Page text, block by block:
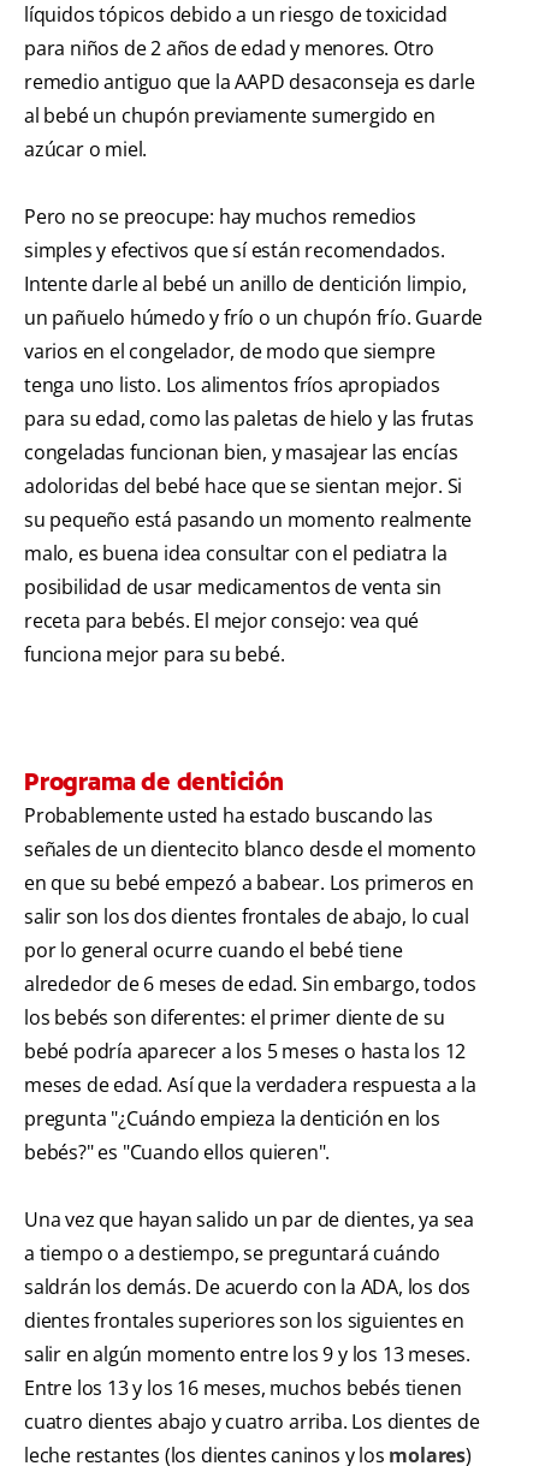
líquidos tópicos debido a un riesgo de toxicidad
para niños de 2 años de edad y menores. Otro
remedio antiguo que la AAPD desaconseja es darle
al bebé un chupón previamente sumergido en
azúcar o miel.
Pero no se preocupe: hay muchos remedios
simples y efectivos que sí están recomendados.
Intente darle al bebé un anillo de dentición limpio,
un pañuelo húmedo y frío o un chupón frío. Guarde
varios en el congelador, de modo que siempre
tenga uno listo. Los alimentos fríos apropiados
para su edad, como las paletas de hielo y las frutas
congeladas funcionan bien, y masajear las encías
adoloridas del bebé hace que se sientan mejor. Si
su pequeño está pasando un momento realmente
malo, es buena idea consultar con el pediatra la
posibilidad de usar medicamentos de venta sin
receta para bebés. El mejor consejo: vea qué
funciona mejor para su bebé.
Programa de dentición
Probablemente usted ha estado buscando las
señales de un dientecito blanco desde el momento
en que su bebé empezó a babear. Los primeros en
salir son los dos dientes frontales de abajo, lo cual
por lo general ocurre cuando el bebé tiene
alrededor de 6 meses de edad. Sin embargo, todos
los bebés son diferentes: el primer diente de su
bebé podría aparecer a los 5 meses o hasta los 12
meses de edad. Así que la verdadera respuesta a la
pregunta "¿Cuándo empieza la dentición en los
bebés?" es "Cuando ellos quieren".
Una vez que hayan salido un par de dientes, ya sea
a tiempo o a destiempo, se preguntará cuándo
saldrán los demás. De acuerdo con la ADA, los dos
dientes frontales superiores son los siguientes en
salir en algún momento entre los 9 y los 13 meses.
Entre los 13 y los 16 meses, muchos bebés tienen
cuatro dientes abajo y cuatro arriba. Los dientes de
leche restantes (los dientes caninos y los molares)